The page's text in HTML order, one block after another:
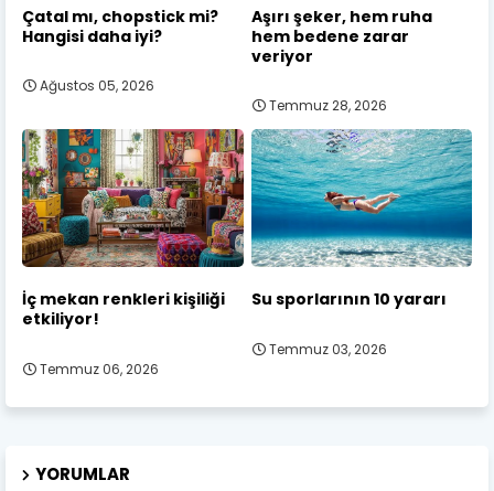
Çatal mı, chopstick mi?
Hangisi daha iyi?
Ağustos 05, 2026
Aşırı şeker, hem ruha
hem bedene zarar
veriyor
Temmuz 28, 2026
İç mekan renkleri kişiliği
etkiliyor!
Temmuz 06, 2026
Su sporlarının 10 yararı
Temmuz 03, 2026
YORUMLAR